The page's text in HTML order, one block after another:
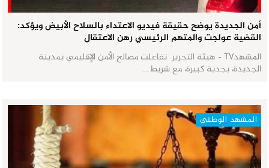
أمن الجديدة يوضح حقيقة فيديو الاعتداء بالسلاح الأبيض ويؤكد:
القضية عولجت والمتهم الرئيسي رهن الاعتقال
المشهدTV - هيئة التحرير تفاعلت مصالح الأمن الإقليمي بمدينة
الجديدة، بجدية كبيرة، مع شريط…
المشهد الوطني